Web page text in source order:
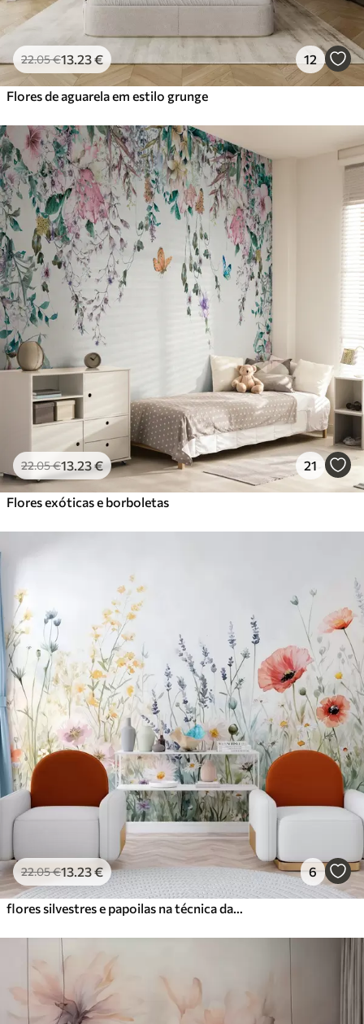
Peel and Stick
81.6749.00€/m²
22.05€13 .23€ 12
Flores de aguarela em estilo grunge
22.05€13 .23€ 21
Flores exóticas e borboletas
22.05€13 .23€ 6